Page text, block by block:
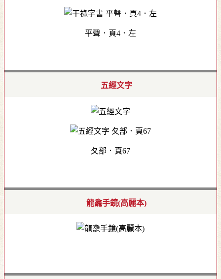
平聲．頁4．左
五經文字
夂部．頁67
龍龕手鏡(高麗本)